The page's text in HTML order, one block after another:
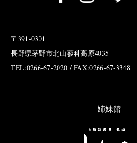
〒391-0301
長野県茅野市北山蓼科高原4035
TEL:0266-67-2020 / FAX:0266-67-3348
姉妹館